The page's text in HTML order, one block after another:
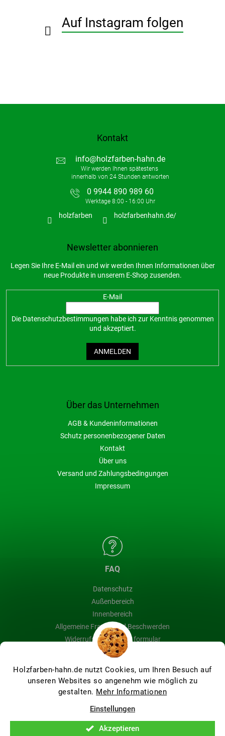
Holzfarben-hahn.de nutzt Cookies, um Ihren Besuch auf
unseren Websites so angenehm wie möglich zu
gestalten. Mehr Informationen
Einstellungen
Akzeptieren
Über das Unternehmen
AGB & Kundeninformationen
Schutz personenbezogener Daten
Kontakt
Über uns
Versand und Zahlungsbedingungen
Impressum
Auf Instagram folgen
FAQ
Datenschutz
Außenbereich
Innenbereich
Allgemeine Fragen und Beschwerden
Widerrufsbelehrung & formular
Blog
Kontakt
info@holzfarben-hahn.de
0 9944 890 989 60
holzfarben holzfarbenhahn.de/
Newsletter abonnieren
Legen Sie Ihre E-Mail ein und wir werden Ihnen Informationen über
neue Produkte in unserem E-Shop zusenden.
E-Mail
Die Datenschutzbestimmungen habe ich zur Kenntnis genommen
und akzeptiert.
ANMELDEN
Holzfarben Hahn. Alle Rechte vorbehalten.